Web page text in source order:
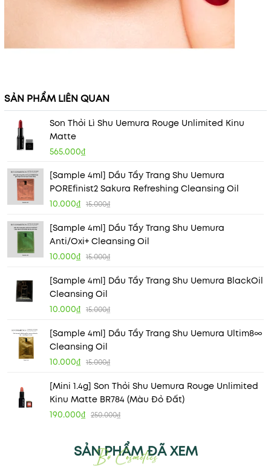
SẢN PHẨM LIÊN QUAN
Son Thỏi Lì Shu Uemura Rouge Unlimited Kinu
Matte
565.000₫
[Sample 4ml] Dầu Tẩy Trang Shu Uemura
POREfinist2 Sakura Refreshing Cleansing Oil
10.000₫ 15.000₫
[Sample 4ml] Dầu Tẩy Trang Shu Uemura
Anti/Oxi+ Cleansing Oil
10.000₫ 15.000₫
[Sample 4ml] Dầu Tẩy Trang Shu Uemura BlackOil
Cleansing Oil
10.000₫ 15.000₫
[Sample 4ml] Dầu Tẩy Trang Shu Uemura Ultim8∞
Cleansing Oil
10.000₫ 15.000₫
[Mini 1.4g] Son Thỏi Shu Uemura Rouge Unlimited
Kinu Matte BR784 (Màu Đỏ Đất)
190.000₫ 250.000₫
SẢN PHẨM ĐÃ XEM